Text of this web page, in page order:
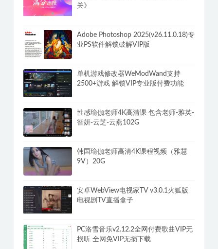
关》
Adobe Photoshop 2025(v26.11.0.18)专
业PS软件解锁破解VIP版
单机游戏修改器WeModWand支持
2500+游戏 解锁VIP专业版付费功能
性感瑜伽老师4K高清课 包含老师-雅英-
智妍-云芝-云燕102G
韩国瑜伽老师高清4K课程视频（雅慧
9V）20G
安卓WebView电视家TV v3.0.1火狐版
电视剧TV直播盒子
PC洛雪音乐v2.12.2全网付费歌曲VIP无
损听 全网免VIP无损下载